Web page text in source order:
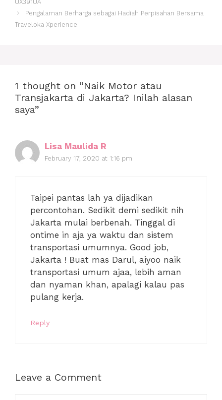
UX391UA
Pengalaman Berharga sebagai Hadiah Perpisahan Bersama
Traveloka Xperience
1 thought on “Naik Motor atau
Transjakarta di Jakarta? Inilah alasan
saya”
Lisa Maulida R
February 17, 2020 at 1:16 pm
Taipei pantas lah ya dijadikan
percontohan. Sedikit demi sedikit nih
Jakarta mulai berbenah. Tinggal di
ontime in aja ya waktu dan sistem
transportasi umumnya. Good job,
Jakarta ! Buat mas Darul, aiyoo naik
transportasi umum ajaa, lebih aman
dan nyaman khan, apalagi kalau pas
pulang kerja.
Reply
Leave a Comment